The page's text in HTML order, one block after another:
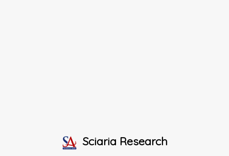
Sciaria Research